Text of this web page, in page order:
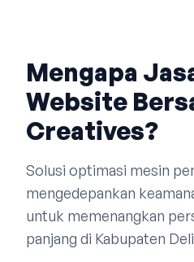
Mengapa
Website
Creatives?
Solusi optimasi mesin
mengedepankan
untuk memenangkan
panjang di Kabupaten